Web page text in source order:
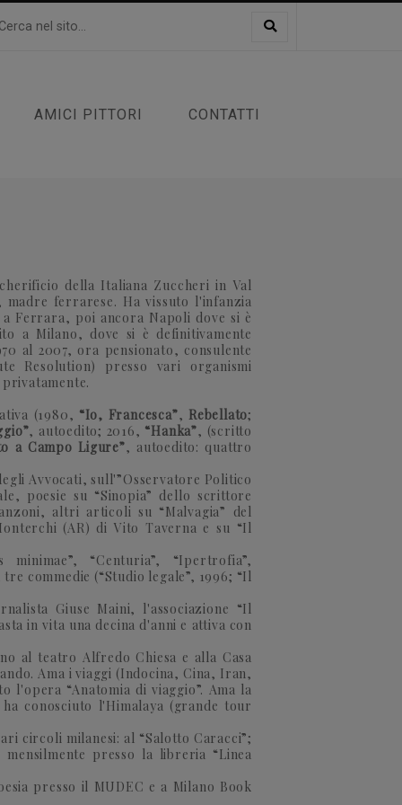
AMICI PITTORI CONTATTI
della Italiana Zuccheri in Val
ferrarese. Ha vissuto l'infanzia
Ferrara, poi ancora Napoli dove si è
a Milano, dove si è definitivamente
al 2007, ora pensionato, consulente
Resolution) presso vari organismi
(1980, “Io, Francesca”, Rebellato;
, autoedito; 2016, “Hanka”, (scritto
a Campo Ligure”, autoedito: quattro
Avvocati, sull'”Osservatore Politico
poesie su “Sinopia” dello scrittore
altri articoli su “Malvagia” del
(AR) di Vito Taverna e su “Il
“Centuria”, “Ipertrofia”,
tre commedie (“Studio legale”, 1996; “Il
Giuse Maini, l'associazione “Il
in vita una decina d'anni e attiva con
al teatro Alfredo Chiesa e alla Casa
Ama i viaggi (Indocina, Cina, Iran,
“Anatomia di viaggio”. Ama la
conosciuto l'Himalaya (grande tour
circoli milanesi: al “Salotto Caracci”;
presso la libreria “Linea
presso il MUDEC e a Milano Book